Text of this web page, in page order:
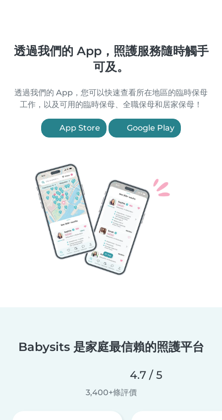
透過我們的 App，照護服務隨時觸手
可及。
透過我們的 App，您可以快速查看所在地區的臨時保母
工作，以及可用的臨時保母、全職保母和居家保母！
App Store Google Play
Babysits 是家庭最信賴的照護平台
4.7 / 5
3,400+條評價